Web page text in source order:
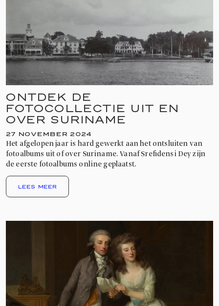
ONTDEK DE
FOTOCOLLECTIE UIT EN
OVER SURINAME
27 NOVEMBER 2024
Het afgelopen jaar is hard gewerkt aan het ontsluiten van
fotoalbums uit of over Suriname. Vanaf Srefidensi Dey zijn
de eerste fotoalbums online geplaatst.
LEES MEER